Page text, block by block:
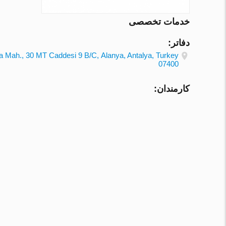
خدمات تخصصی
دفاتر:
Mah., 30 MT Caddesi 9 B/С, Alanya, Antalya, Turkey
07400
کارمندان: